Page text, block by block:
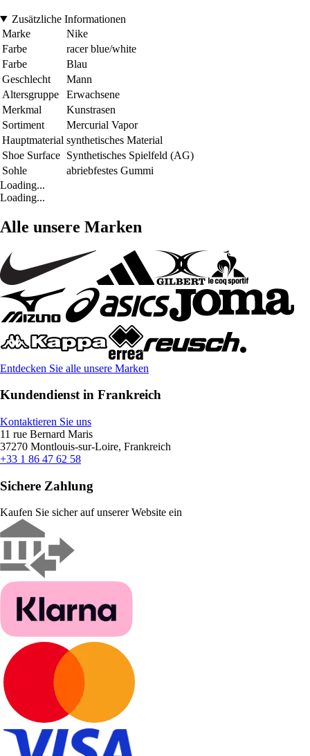
Zusätzliche Informationen
Marke
Nike
Farbe
racer blue/white
Farbe
Blau
Geschlecht
Mann
Altersgruppe
Erwachsene
Merkmal
Kunstrasen
Sortiment
Mercurial Vapor
Hauptmaterial synthetisches Material
Shoe Surface Synthetisches Spielfeld (AG)
Sohle
abriebfestes Gummi
Loading...
Loading...
Alle unsere Marken
Entdecken Sie alle unsere Marken
Kundendienst in Frankreich
Kontaktieren Sie uns
11 rue Bernard Maris
37270 Montlouis-sur-Loire, Frankreich
+33 1 86 47 62 58
Sichere Zahlung
Kaufen Sie sicher auf unserer Website ein